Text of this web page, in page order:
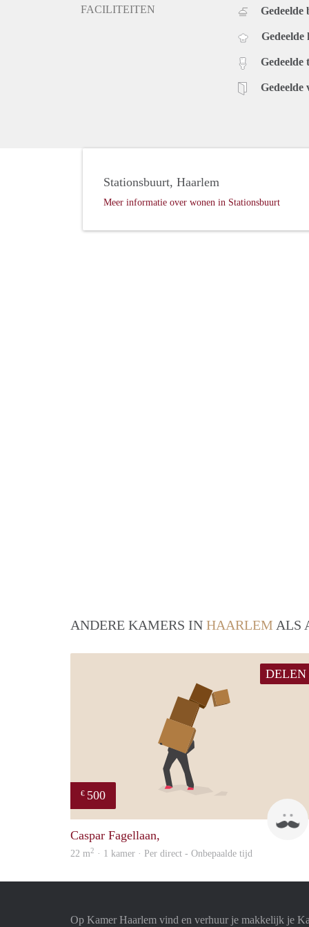
Huisdieren niet toegestaan;
FACILITEITEN Gedeelde
Gedeelde
Gedeelde
Gedeelde
Stationsbuurt, Haarlem
Meer informatie over wonen in Stationsbuurt
ANDERE KAMERS IN HAARLEM ALS
DELEN
€ 500
Caspar Fagellaan,
22 m2 · 1 kamer · Per direct - Onbepaalde tijd
Op Kamer Haarlem vind en verhuur je makkelijk je